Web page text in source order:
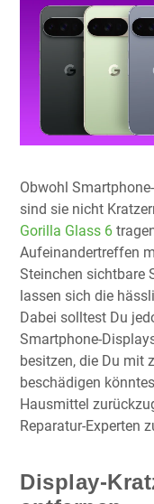
Obwohl
sind sie nicht
Gorilla Glass 6
Aufeinandertreffen
Steinchen sichtbare
lassen sich die
Dabei solltest Du
Smartphone-
besitzen, die Du mit
beschädigen
Hausmittel
Reparatur-Experten
Display-